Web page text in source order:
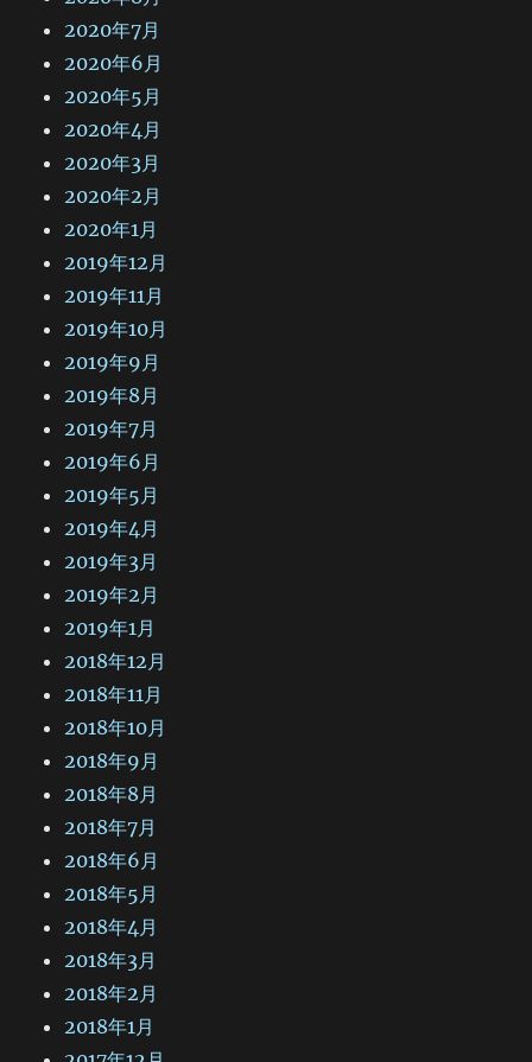
2020年7月
2020年6月
2020年5月
2020年4月
2020年3月
2020年2月
2020年1月
2019年12月
2019年11月
2019年10月
2019年9月
2019年8月
2019年7月
2019年6月
2019年5月
2019年4月
2019年3月
2019年2月
2019年1月
2018年12月
2018年11月
2018年10月
2018年9月
2018年8月
2018年7月
2018年6月
2018年5月
2018年4月
2018年3月
2018年2月
2018年1月